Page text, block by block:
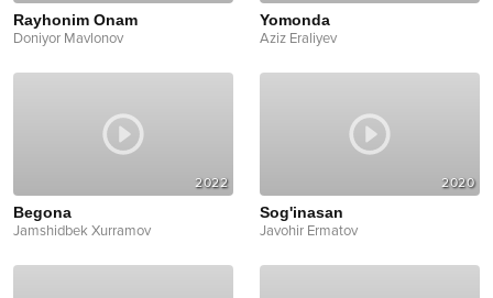
Rayhonim Onam
Doniyor Mavlonov
Yomonda
Aziz Eraliyev
2022
Begona
Jamshidbek Xurramov
2020
Sog'inasan
Javohir Ermatov